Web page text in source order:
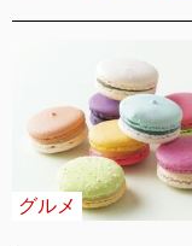
グルメ